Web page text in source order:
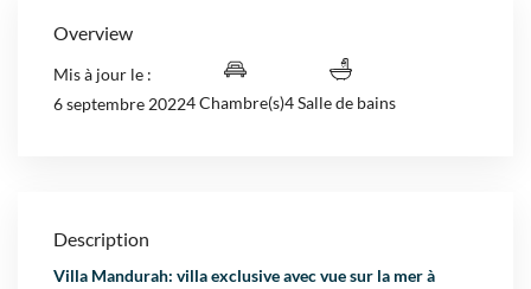
Overview
Mis à jour le :
6 septembre 20224 Chambre(s)4 Salle de bains
Description
Villa Mandurah: villa exclusive avec vue sur la mer à